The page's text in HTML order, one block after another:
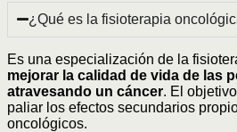
¿Qué es la fisioterapia
Es una especialización de la
mejorar la calidad de vida de las
atravesando un cáncer. El
paliar los efectos secundarios
oncológicos.